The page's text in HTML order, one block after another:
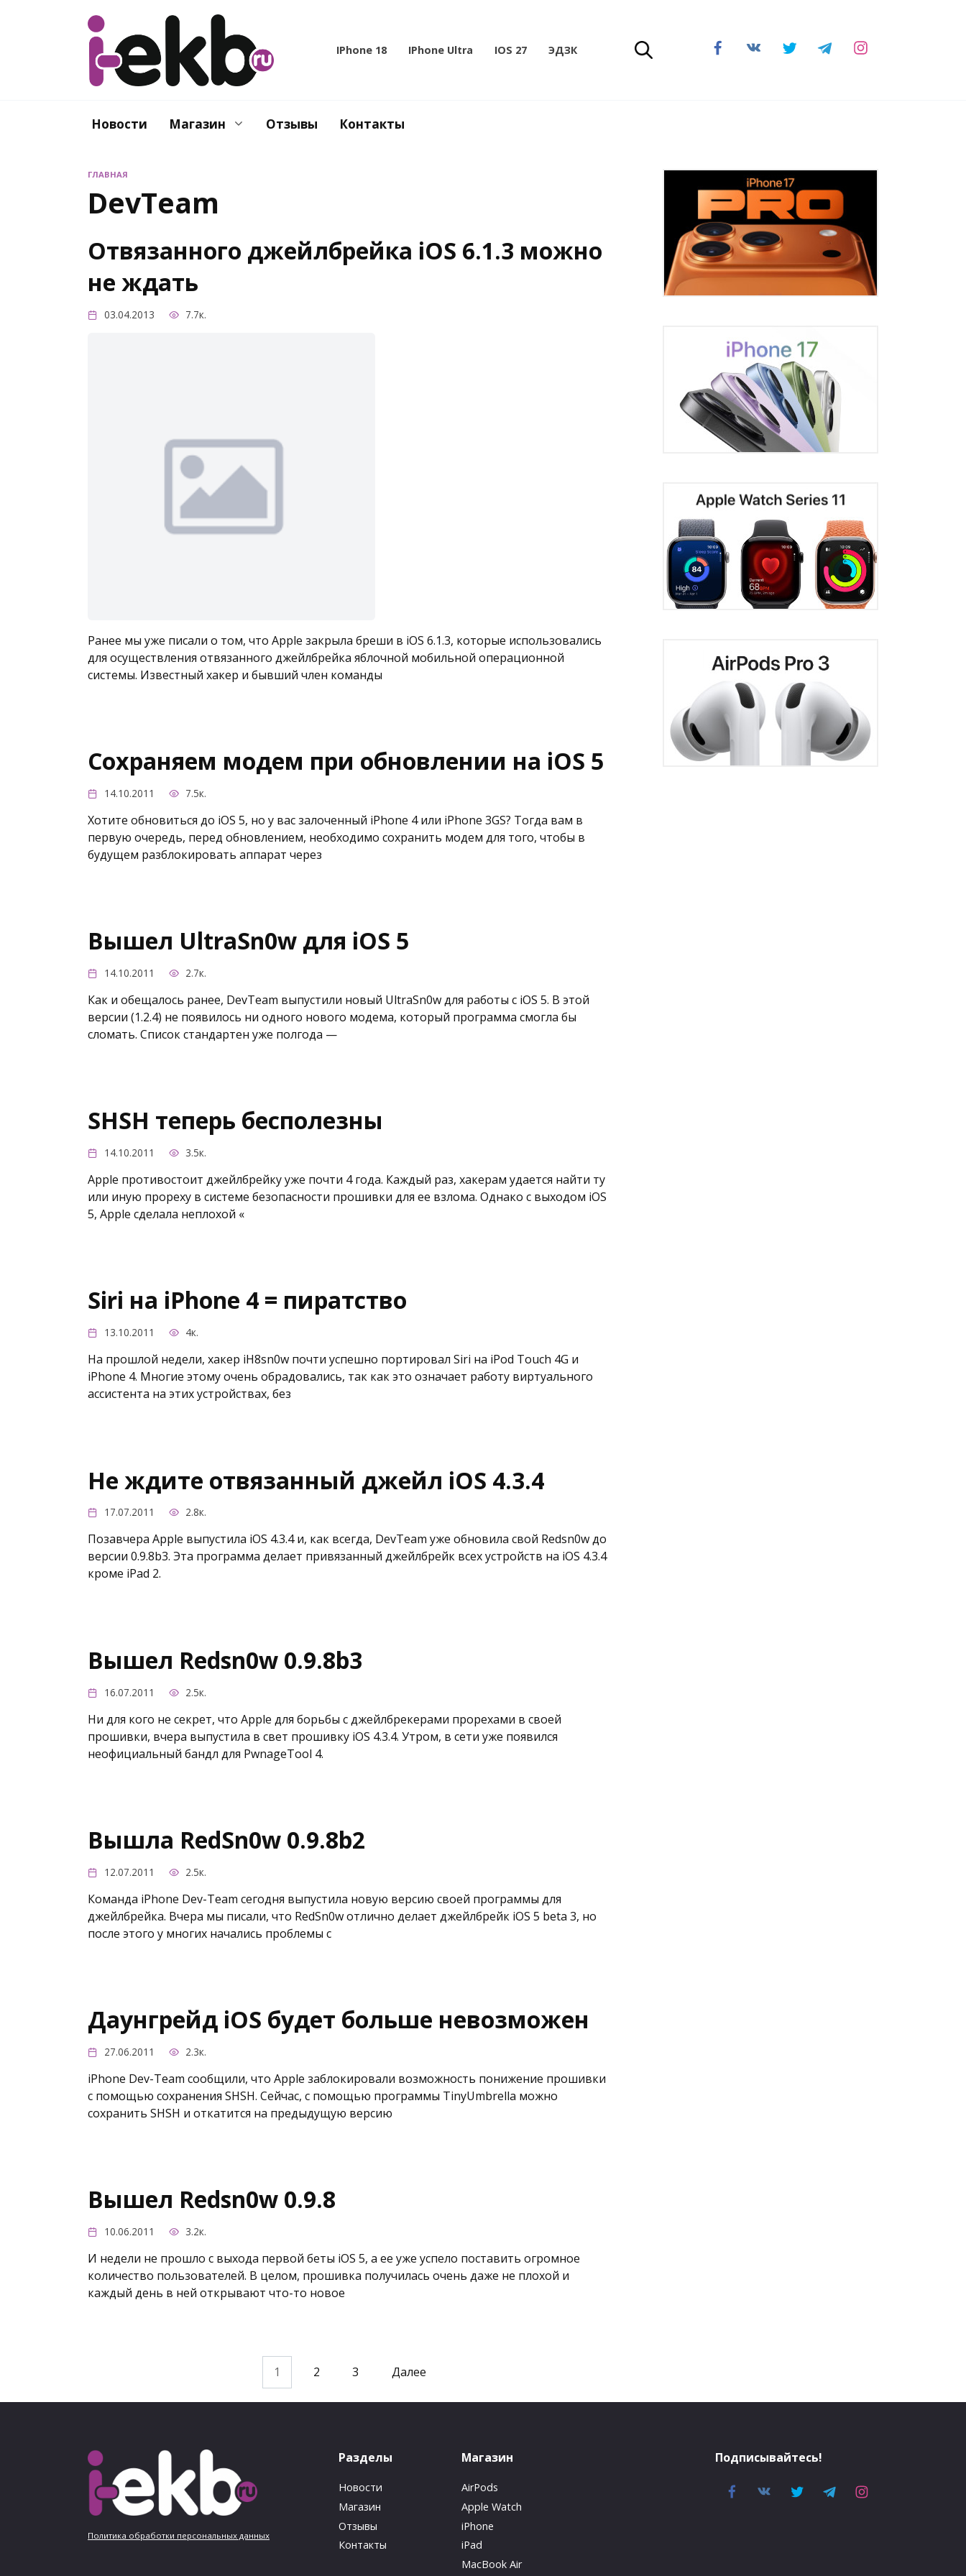
IPhone 18 IPhone Ultra IOS 27 ЭДЗК
Новости Магазин Отзывы Контакты
ГЛАВНАЯ
DevTeam
Отвязанного джейлбрейка iOS 6.1.3 можно
не ждать
03.04.2013 7.7к.
Ранее мы уже писали о том, что Apple закрыла бреши в iOS 6.1.3, которые использовались
для осуществления отвязанного джейлбрейка яблочной мобильной операционной
системы. Известный хакер и бывший член команды
Сохраняем модем при обновлении на iOS 5
14.10.2011 7.5к.
Хотите обновиться до iOS 5, но у вас залоченный iPhone 4 или iPhone 3GS? Тогда вам в
первую очередь, перед обновлением, необходимо сохранить модем для того, чтобы в
будущем разблокировать аппарат через
Вышел UltraSn0w для iOS 5
14.10.2011 2.7к.
Как и обещалось ранее, DevTeam выпустили новый UltraSn0w для работы с iOS 5. В этой
версии (1.2.4) не появилось ни одного нового модема, который программа смогла бы
сломать. Список стандартен уже полгода —
SHSH теперь бесполезны
14.10.2011 3.5к.
Apple противостоит джейлбрейку уже почти 4 года. Каждый раз, хакерам удается найти ту
или иную прореху в системе безопасности прошивки для ее взлома. Однако с выходом iOS
5, Apple сделала неплохой «
Siri на iPhone 4 = пиратство
13.10.2011 4к.
На прошлой недели, хакер iH8sn0w почти успешно портировал Siri на iPod Touch 4G и
iPhone 4. Многие этому очень обрадовались, так как это означает работу виртуального
ассистента на этих устройствах, без
Не ждите отвязанный джейл iOS 4.3.4
17.07.2011 2.8к.
Позавчера Apple выпустила iOS 4.3.4 и, как всегда, DevTeam уже обновила свой Redsn0w до
версии 0.9.8b3. Эта программа делает привязанный джейлбрейк всех устройств на iOS 4.3.4
кроме iPad 2.
Вышел Redsn0w 0.9.8b3
16.07.2011 2.5к.
Ни для кого не секрет, что Apple для борьбы с джейлбрекерами прорехами в своей
прошивки, вчера выпустила в свет прошивку iOS 4.3.4. Утром, в сети уже появился
неофициальный бандл для PwnageTool 4.
Вышла RedSn0w 0.9.8b2
12.07.2011 2.5к.
Команда iPhone Dev-Team сегодня выпустила новую версию своей программы для
джейлбрейка. Вчера мы писали, что RedSn0w отлично делает джейлбрейк iOS 5 beta 3, но
после этого у многих начались проблемы с
Даунгрейд iOS будет больше невозможен
27.06.2011 2.3к.
iPhone Dev-Team сообщили, что Apple заблокировали возможность понижение прошивки
с помощью сохранения SHSH. Сейчас, с помощью программы TinyUmbrella можно
сохранить SHSH и откатится на предыдущую версию
Вышел Redsn0w 0.9.8
10.06.2011 3.2к.
И недели не прошло с выхода первой беты iOS 5, а ее уже успело поставить огромное
количество пользователей. В целом, прошивка получилась очень даже не плохой и
каждый день в ней открывают что-то новое
1 2 3 Далее
Политика обработки персональных данных
Разделы
Новости
Магазин
Отзывы
Контакты
Магазин
AirPods
Apple Watch
iPhone
iPad
MacBook Air
Подписывайтесь!